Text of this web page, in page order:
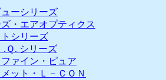
ーシリーズ
・エアオプティクス
シリーズ
Ｑ. シリーズ
ァイン・ピュア
ット・Ｌ－ＣＯＮ